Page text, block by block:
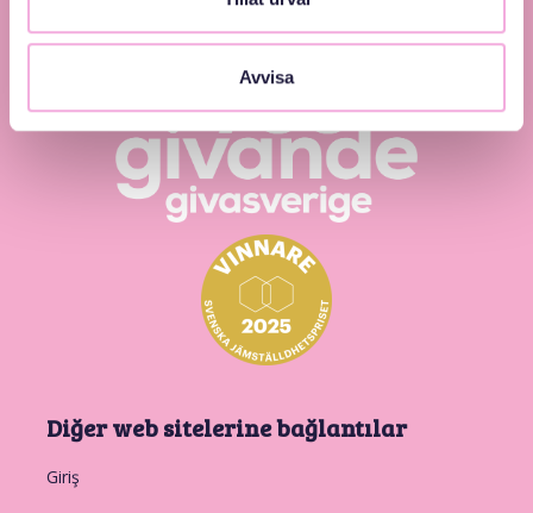
Avvisa
Diğer web sitelerine bağlantılar
Giriş